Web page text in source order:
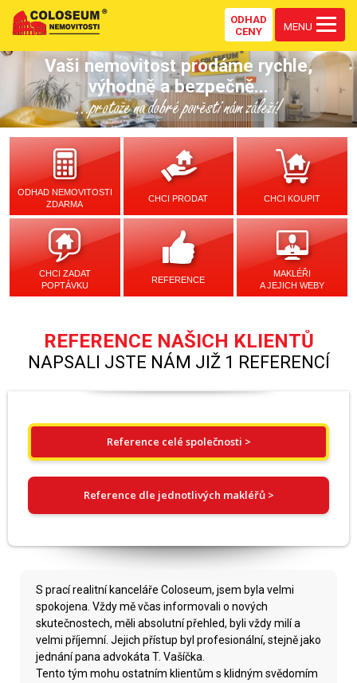
ODHAD
CENY
MENU
Vaši nemovitost prodáme rychle,
výhodně a bezpečně...
...protože na dobré pověsti nám záleží!
ODHAD NEMOVITOSTI
ZDARMA
CHCI PRODAT CHCI KOUPIT
CHCI ZADAT
POPTÁVKU
REFERENCE
MAKLÉŘI
A JEJICH WEBY
REFERENCE NAŠICH KLIENTŮ
NAPSALI JSTE NÁM JIŽ 1 REFERENCÍ
Reference celé společnosti >
Reference dle jednotlivých makléřů >
S prací realitní kanceláře Coloseum, jsem byla velmi
spokojena. Vždy mě včas informovali o nových
skutečnostech, měli absolutní přehled, byli vždy milí a
velmi příjemní. Jejich přístup byl profesionální, stejně jako
jednání pana advokáta T. Vašíčka.
Tento tým mohu ostatním klientům s klidným svědomím